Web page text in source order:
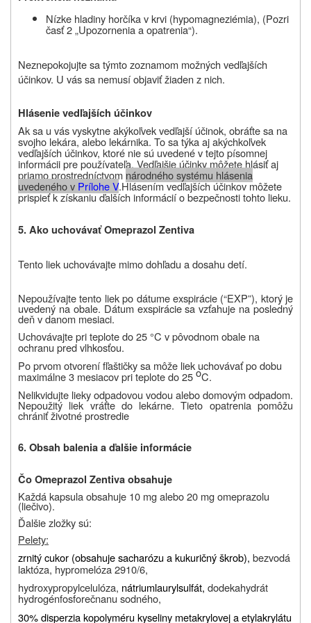
Nízke hladiny horčíka v krvi (hypomagneziémia), (Pozri
časť 2 „Upozornenia a opatrenia“).
Neznepokojujte sa týmto zoznamom možných vedľajších
účinkov. U vás sa nemusí objaviť žiaden z nich.
Hlásenie vedľajších účinkov
Ak sa u vás vyskytne akýkoľvek vedľajší účinok, obráťte sa na
svojho lekára, alebo lekárnika. To sa týka aj akýchkoľvek
vedľajších účinkov, ktoré nie sú uvedené v tejto písomnej
informácii pre používateľa. Vedľajšie účinky môžete hlásiť aj
priamo prostredníctvom národného systému hlásenia
uvedeného v Prílohe V.Hlásením vedľajších účinkov môžete
prispieť k získaniu ďalších informácií o bezpečnosti tohto lieku.
5. Ako uchovávať Omeprazol Zentiva
Tento liek uchovávajte mimo dohľadu a dosahu detí.
Nepoužívajte tento liek po dátume exspirácie (“EXP”), ktorý je
uvedený na obale. Dátum exspirácie sa vzťahuje na posledný
deň v danom mesiaci.
Uchovávajte pri teplote do 25 °C v pôvodnom obale na
ochranu pred vlhkosťou.
Po prvom otvorení fľaštičky sa môže liek uchovávať po dobu
maximálne 3 mesiacov pri teplote do 25oC.
Nelikvidujte lieky odpadovou vodou alebo domovým odpadom.
Nepoužitý liek vráťte do lekárne. Tieto opatrenia pomôžu
chrániť životné prostredie
6. Obsah balenia a ďalšie informácie
Čo Omeprazol Zentiva obsahuje
Každá kapsula obsahuje 10 mg alebo 20 mg omeprazolu
(liečivo).
Ďalšie zložky sú:
Pelety:
zrnitý cukor (obsahuje sacharózu a kukuričný škrob), bezvodá
laktóza, hypromelóza 2910/6,
hydroxypropylcelulóza, nátriumlaurylsulfát, dodekahydrát
hydrogénfosforečnanu sodného,
30% disperzia kopolyméru kyseliny metakrylovej a etylakrylátu